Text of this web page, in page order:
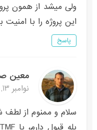
ولی میشد از همون
این پروژه را با امنیت
پاسخ
معین
نوامبر 13, 2021 در 11:19 ق.ظ
سلام و ممنوم از لطف